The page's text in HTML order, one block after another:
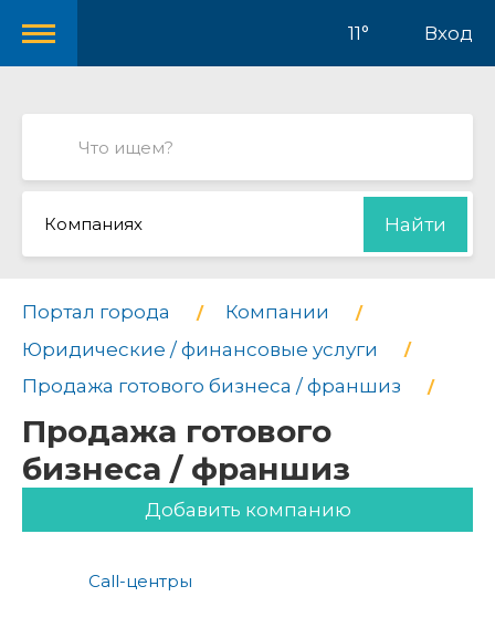
11° Вход
Компаниях Найти
Портал города
Компании
Юридические / финансовые услуги
Продажа готового бизнеса / франшиз
Продажа готового
бизнеса / франшиз
Добавить компанию
Call-центры